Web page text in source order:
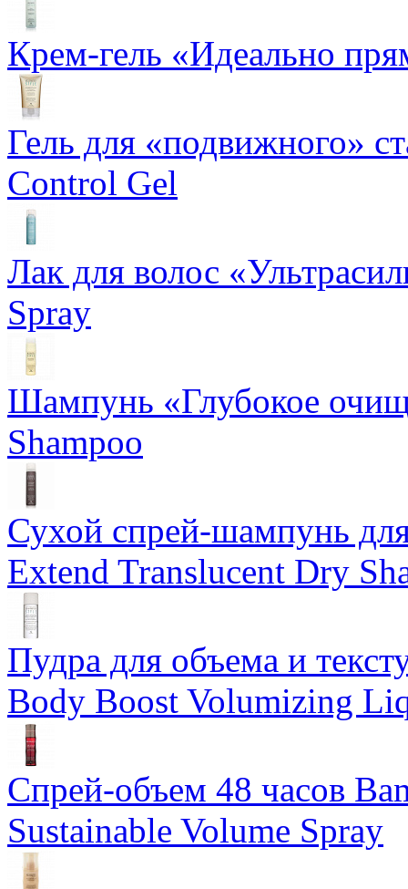
Крем-гель «Идеально
Гель для «подвижного»
Control Gel
Лак для волос
Spray
Шампунь «Глубокое
Shampoo
Сухой спрей-шампунь
Extend Translucent Dry
Пудра для объема и
Body Boost Volumizing
Спрей-объем 48 часов
Sustainable Volume Spray